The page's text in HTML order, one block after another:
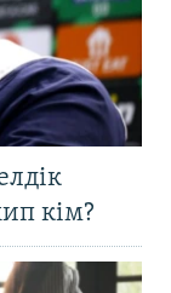
кім?